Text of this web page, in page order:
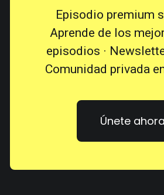
Episodio premium
Aprende de los
episodios ·
Comunidad privada
Únete ahora